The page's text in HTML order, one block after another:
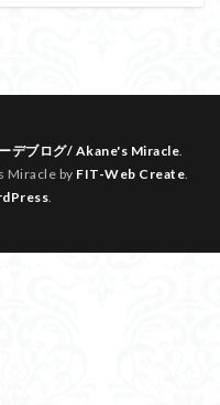
デブログ/ Akane's Miracle.
Miracle by FIT-Web Create.
.